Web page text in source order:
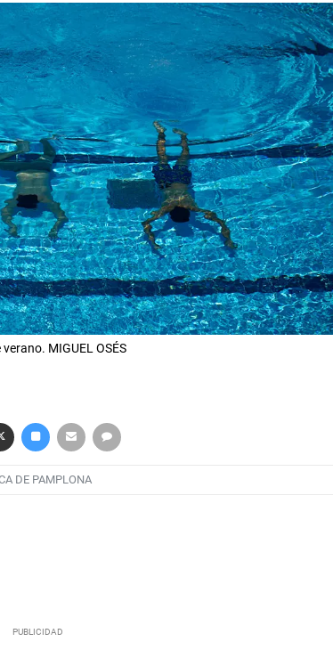
MIGUEL OSÉS
DE PAMPLONA